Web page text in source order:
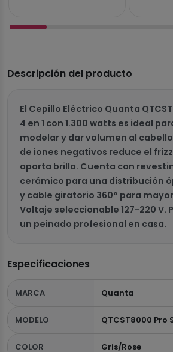
Descripción del producto
El Cepillo Eléctrico Quanta
4 en 1 con 1.300 watts es ideal
modelar y dar volumen al
de iones negativos reduce el
aporta brillo. Cuenta con
cerámico para una distribución
y cable giratorio 360° para
Voltaje seleccionable 127-220 V.
un peinado profesional en casa.
Especificaciones
MARCA Quanta
MODELO QTCST8000 Pro
COLOR Gris/Rose